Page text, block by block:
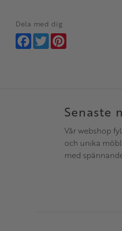
Dela med dig
Facebook
Twitter
Senaste
Vår webshop
och unika
med